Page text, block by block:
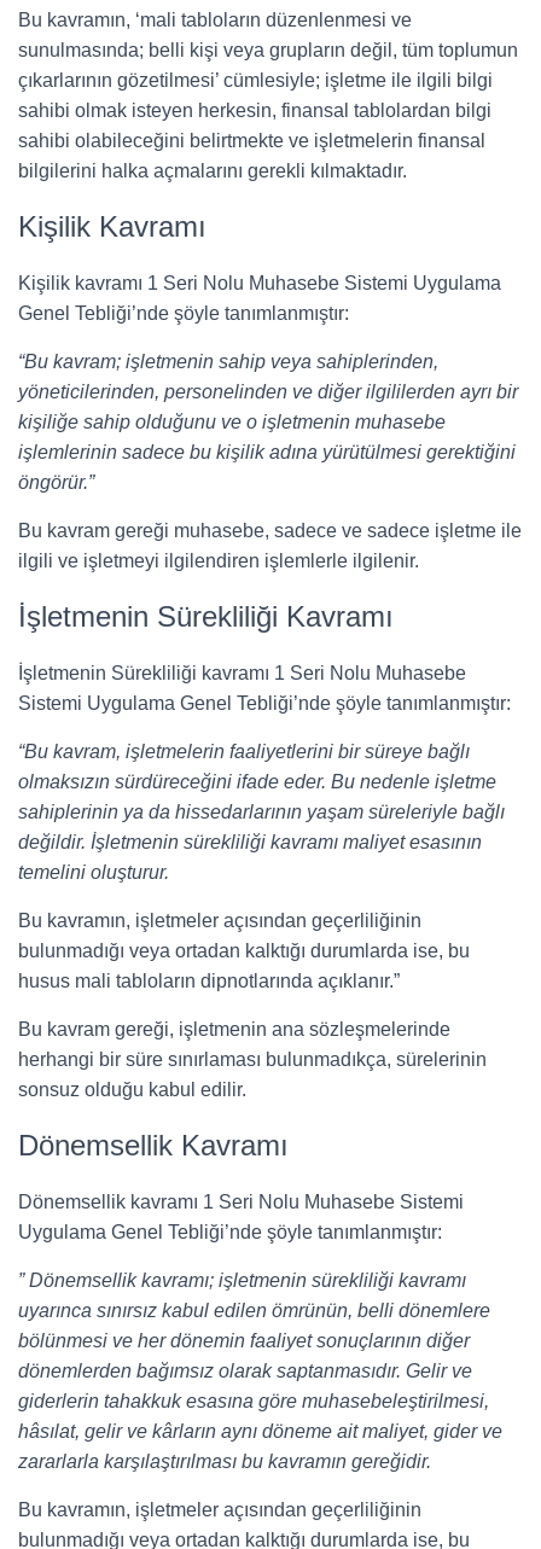
Bu kavramın, ‘mali tabloların düzenlenmesi ve
sunulmasında; belli kişi veya grupların değil, tüm toplumun
çıkarlarının gözetilmesi’ cümlesiyle; işletme ile ilgili bilgi
sahibi olmak isteyen herkesin, finansal tablolardan bilgi
sahibi olabileceğini belirtmekte ve işletmelerin finansal
bilgilerini halka açmalarını gerekli kılmaktadır.
Kişilik Kavramı
Kişilik kavramı 1 Seri Nolu Muhasebe Sistemi Uygulama
Genel Tebliği’nde şöyle tanımlanmıştır:
“Bu kavram; işletmenin sahip veya sahiplerinden,
yöneticilerinden, personelinden ve diğer ilgililerden ayrı bir
kişiliğe sahip olduğunu ve o işletmenin muhasebe
işlemlerinin sadece bu kişilik adına yürütülmesi gerektiğini
öngörür.”
Bu kavram gereği muhasebe, sadece ve sadece işletme ile
ilgili ve işletmeyi ilgilendiren işlemlerle ilgilenir.
İşletmenin Sürekliliği Kavramı
İşletmenin Sürekliliği kavramı 1 Seri Nolu Muhasebe
Sistemi Uygulama Genel Tebliği’nde şöyle tanımlanmıştır:
“Bu kavram, işletmelerin faaliyetlerini bir süreye bağlı
olmaksızın sürdüreceğini ifade eder. Bu nedenle işletme
sahiplerinin ya da hissedarlarının yaşam süreleriyle bağlı
değildir. İşletmenin sürekliliği kavramı maliyet esasının
temelini oluşturur.
Bu kavramın, işletmeler açısından geçerliliğinin
bulunmadığı veya ortadan kalktığı durumlarda ise, bu
husus mali tabloların dipnotlarında açıklanır.”
Bu kavram gereği, işletmenin ana sözleşmelerinde
herhangi bir süre sınırlaması bulunmadıkça, sürelerinin
sonsuz olduğu kabul edilir.
Dönemsellik Kavramı
Dönemsellik kavramı 1 Seri Nolu Muhasebe Sistemi
Uygulama Genel Tebliği’nde şöyle tanımlanmıştır:
” Dönemsellik kavramı; işletmenin sürekliliği kavramı
uyarınca sınırsız kabul edilen ömrünün, belli dönemlere
bölünmesi ve her dönemin faaliyet sonuçlarının diğer
dönemlerden bağımsız olarak saptanmasıdır. Gelir ve
giderlerin tahakkuk esasına göre muhasebeleştirilmesi,
hâsılat, gelir ve kârların aynı döneme ait maliyet, gider ve
zararlarla karşılaştırılması bu kavramın gereğidir.
Bu kavramın, işletmeler açısından geçerliliğinin
bulunmadığı veya ortadan kalktığı durumlarda ise, bu